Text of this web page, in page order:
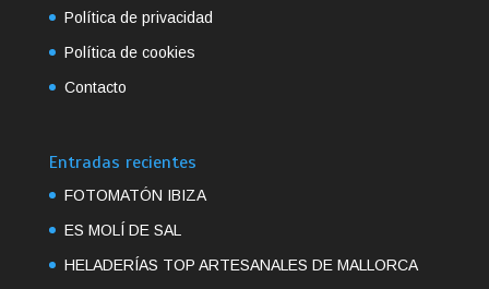
Política de privacidad
Política de cookies
Contacto
Entradas recientes
FOTOMATÓN IBIZA
ES MOLÍ DE SAL
HELADERÍAS TOP ARTESANALES DE MALLORCA